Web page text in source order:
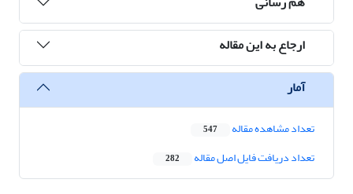
ارجاع به این مقاله
آمار
تعداد مشاهده مقاله 547
تعداد دریافت فایل اصل مقاله 282